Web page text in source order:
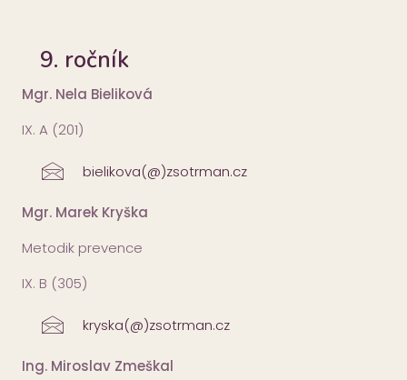
9. ročník
Mgr. Nela Bieliková
IX. A (201)
bielikova(@)zsotrman.cz
Mgr. Marek Kryška
Metodik prevence
IX. B (305)
kryska(@)zsotrman.cz
Ing. Miroslav Zmeškal